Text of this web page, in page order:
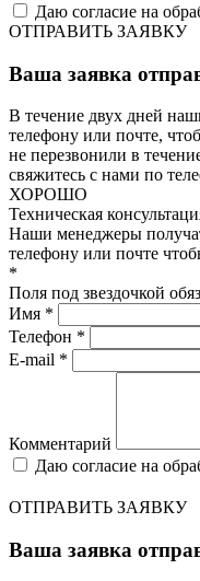
Даю согласие на
ОТПРАВИТЬ ЗАЯВКУ
Ваша заявка
В течение двух дней
телефону или почте,
не перезвонили в
свяжитесь с нами по
ХОРОШО
Техническая
Наши менеджеры
телефону или почте
*
Поля под звездочкой
Имя *
Телефон *
E-mail *
Комментарий
Даю согласие на
ОТПРАВИТЬ ЗАЯВКУ
Ваша заявка